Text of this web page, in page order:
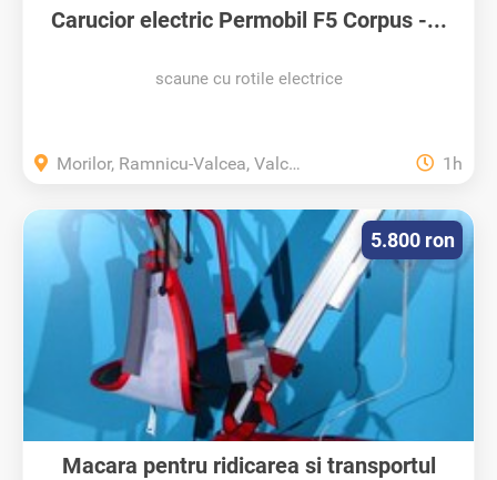
Carucior electric Permobil F5 Corpus -...
scaune cu rotile electrice
Morilor, Ramnicu-Valcea, Valcea 1h
Macara pentru ridicarea si transportul
5.800 ron